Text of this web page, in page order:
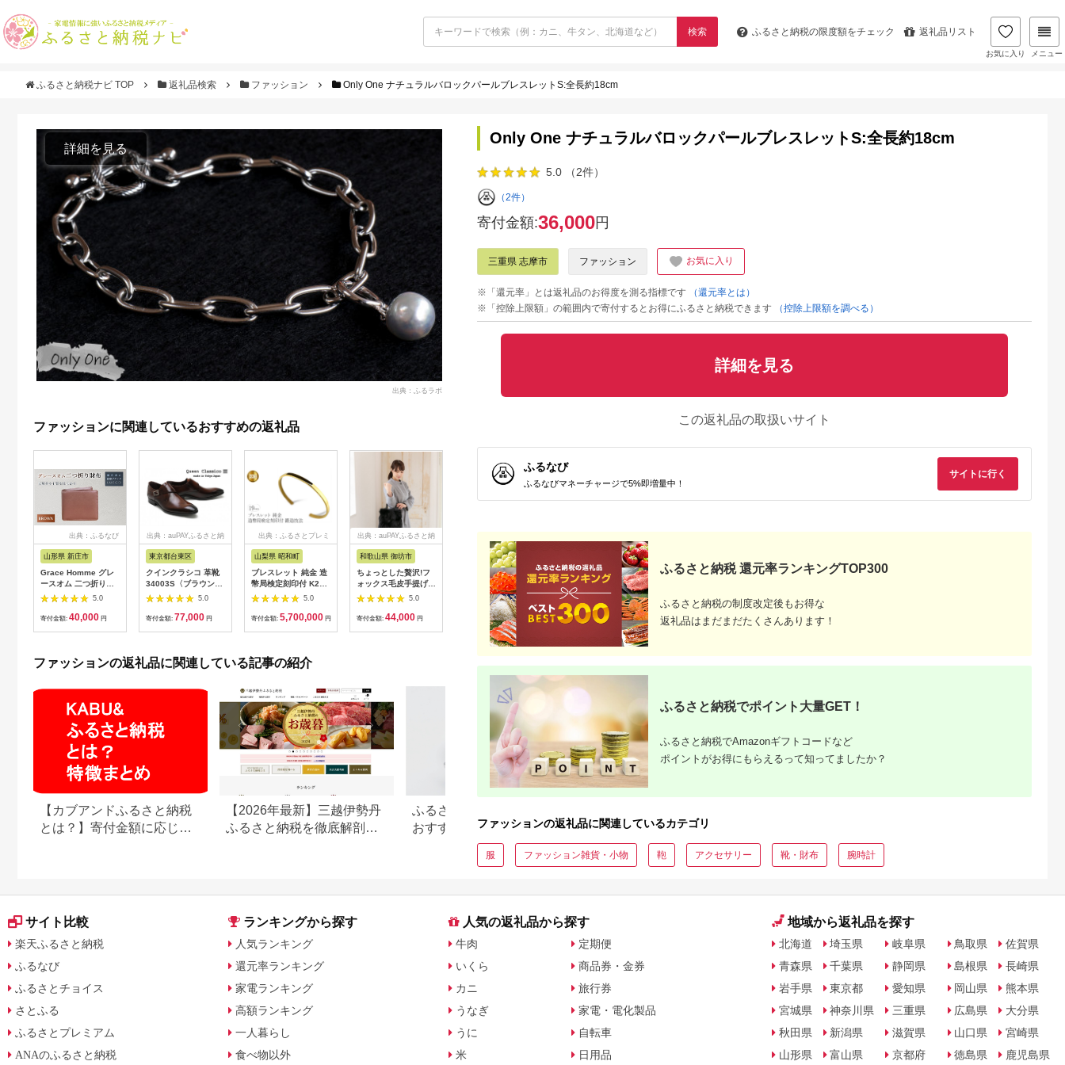
検索 ふるさと納税の限度額をチェック 返礼品リスト
お気に入り メニュー
ふるさと納税ナビ TOP 返礼品検索 ファッション Only One ナチュラルバロックパールブレスレットS:全長約18cm
詳細を見る
出典：ふるラボ
ファッションに関連しているおすすめの返礼品
出典：ふるなび
山形県 新庄市
Grace Homme グレ
ースオム 二つ折り財
布/ブラウン 入学祝い
卒業祝い 就職祝い 退
職祝い 贈り物 贈答 ギ
0620
5.0
寄付金額: 40,000 円
出典：auPAYふるさと納
東京都台東区
クインクラシコ 革靴
34003S〈ブラウン〉
(サイズ：26.0cm)
5.0
寄付金額: 77,000 円
出典：ふるさとプレミ
山梨県 昭和町
ブレスレット 純金 造
幣局検定刻印付 K24
鍛造技法 幅4㎜ 腕周
210204105s
5.0
寄付金額: 5,700,000 円
出典：auPAYふるさと納
和歌山県 御坊市
ちょっとした贅沢!フ
ォックス毛皮手提げバ
ッグ ブラック
5.0
寄付金額: 44,000 円
東京都墨田区
長財布 メンズ ブラッ
ク マットクロコ 財布
5.0
寄付金額:737,000 円
アム
山梨県 富士河口湖町
郡内織物「富士桜工
房」シルクネクタイ紺
無地 三段縞 ネイビー
FAA1054
5.0
寄付金額:30,000円
パスケース バッグに
の市産牛革
HEDGE【1279710】
5.0
寄付金額: 22,000 円
ラウンド本革長財布
のうえ製作所
［BSAQ017］
寄付金額: 100,000
ふるさと納税 甲府市
ファッションの返礼品に関連している記事の紹介
【カブアンドふるさと納税
とは？】寄付金額に応じて
【2026年最新】三越伊勢丹
ふるさと納税を徹底解剖。
ふるさと納税 ダイヤモンド
おすすめランキング【2026
年最新】ネックレス・ピア
ス・指輪の還元率を比較
納税「食べ物以外」返礼品
の還元率ランキング！
Only One ナチュラルバロックパールブレスレットS:全長約18cm
5.0 （2件）
（2件）
寄付金額:36,000円
三重県 志摩市 ファッション お気に入り
※「還元率」とは返礼品のお得度を測る指標です
（還元率とは）
※「控除上限額」の範囲内で寄付するとお得にふるさと納税できます
（控除上限額を調べる）
詳細を見る
この返礼品の取扱いサイト
ふるなび
ふるなびマネーチャージで5%即増量中！
サイトに行く
ふるさと納税 還元率ランキングTOP300
ふるさと納税の制度改定後もお得な
返礼品はまだまだたくさんあります！
ふるさと納税でポイント大量GET！
ふるさと納税でAmazonギフトコードなど
ポイントがお得にもらえるって知ってましたか？
ファッションの返礼品に関連しているカテゴリ
服 ファッション雑貨・小物 鞄 アクセサリー 靴・財布 腕時計
サイト比較
楽天ふるさと納税
ふるなび
ふるさとチョイス
さとふる
ふるさとプレミアム
ANAのふるさと納税
ランキングから探す
人気ランキング
還元率ランキング
家電ランキング
高額ランキング
一人暮らし
食べ物以外
人気の返礼品から探す
牛肉
いくら
カニ
うなぎ
うに
米
定期便
商品券・金券
旅行券
家電・電化製品
自転車
日用品
地域から返礼品を探す
北海道
青森県
岩手県
宮城県
秋田県
山形県
埼玉県
千葉県
東京都
神奈川県
新潟県
富山県
岐阜県
静岡県
愛知県
三重県
滋賀県
京都府
鳥取県
島根県
岡山県
広島県
山口県
徳島県
佐賀県
長崎県
熊本県
大分県
宮崎県
鹿児島県